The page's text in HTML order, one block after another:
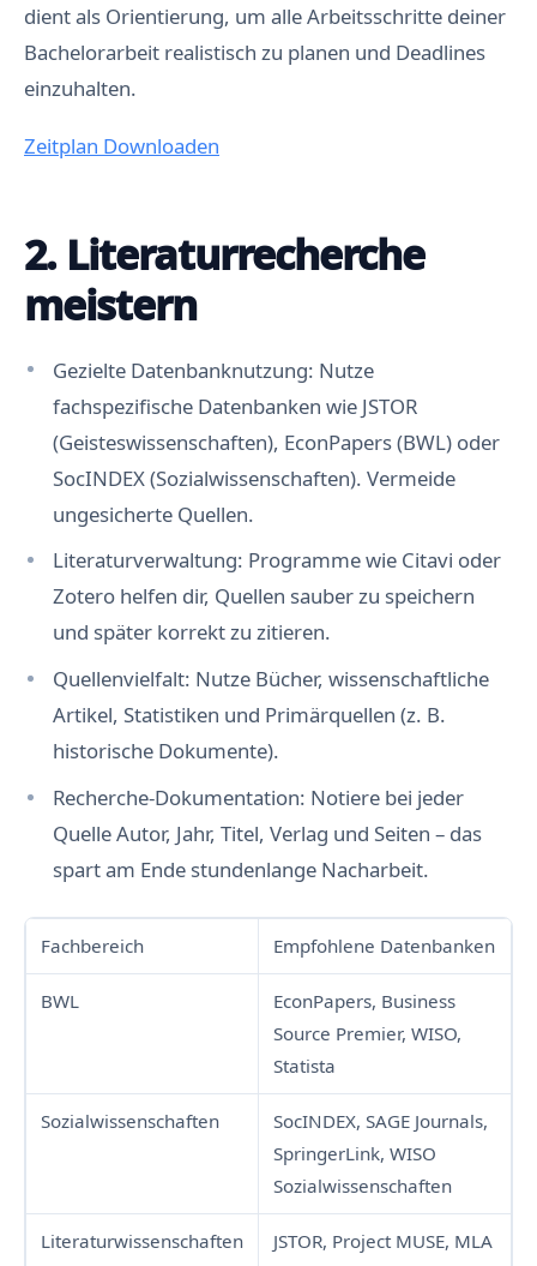
dient als Orientierung, um alle Arbeitsschritte deiner
Bachelorarbeit realistisch zu planen und Deadlines
einzuhalten.
Zeitplan Downloaden
2. Literaturrecherche
meistern
Gezielte Datenbanknutzung: Nutze
fachspezifische Datenbanken wie JSTOR
(Geisteswissenschaften), EconPapers (BWL) oder
SocINDEX (Sozialwissenschaften). Vermeide
ungesicherte Quellen.
Literaturverwaltung: Programme wie Citavi oder
Zotero helfen dir, Quellen sauber zu speichern
und später korrekt zu zitieren.
Quellenvielfalt: Nutze Bücher, wissenschaftliche
Artikel, Statistiken und Primärquellen (z. B.
historische Dokumente).
Recherche-Dokumentation: Notiere bei jeder
Quelle Autor, Jahr, Titel, Verlag und Seiten – das
spart am Ende stundenlange Nacharbeit.
Fachbereich Empfohlene Datenbanken
BWL
EconPapers, Business
Source Premier, WISO,
Statista
Sozialwissenschaften
SocINDEX, SAGE Journals,
SpringerLink, WISO
Sozialwissenschaften
Literaturwissenschaften
JSTOR, Project MUSE, MLA